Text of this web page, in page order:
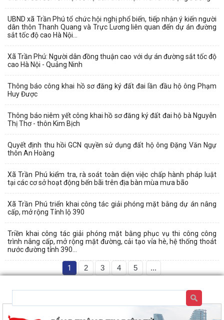
UBND xã Trần Phú tổ chức hội nghị phổ biến, tiếp nhận ý kiến người
dân thôn Thanh Quang và Trực Lương liên quan đến dự án đường
sắt tốc độ cao Hà Nội...
Xã Trần Phú: Người dân đồng thuận cao với dự án đường sắt tốc độ
cao Hà Nội - Quảng Ninh
Thông báo công khai hồ sơ đăng ký đất đai lần đầu hộ ông Phạm
Huy Được
Thông báo niêm yết công khai hồ sơ đăng ký đất đai hộ bà Nguyễn
Thị Thơ - thôn Kim Bịch
Quyết định thu hồi GCN quyền sử dụng đất hộ ông Đặng Văn Ngự
thôn An Hoàng
Xã Trần Phú kiểm tra, rà soát toàn diện việc chấp hành pháp luật
tại các cơ sở hoạt động bến bãi trên địa bàn mùa mưa bão
Xã Trần Phú triển khai công tác giải phóng mặt bằng dự án nâng
cấp, mở rộng Tỉnh lộ 390
Triền khai công tác giải phóng mặt bằng phục vụ thi công công
trình nâng cấp, mở rộng mặt đường, cải tạo vỉa hè, hệ thống thoát
nước đường tỉnh 390...
1 2 3 4 5 ...